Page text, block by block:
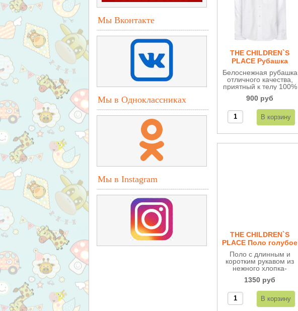
Мы Вконтакте
Мы в Одноклассниках
Мы в Instagram
THE CHILDREN`S
PLACE Рубашка
белая МВ132
Белоснежная рубашка
отличного качества,
приятный к телу 100%
предмет гардероба
каждого школьника.
900 руб
THE CHILDREN`S
PLACE Поло голубое
с рюшами ДВ109
Поло с длинным и
коротким рукавом из
нежного хлопка-
романтичная отделка
рюшами. Отличное
качество, остается, как
новое после
1350 руб